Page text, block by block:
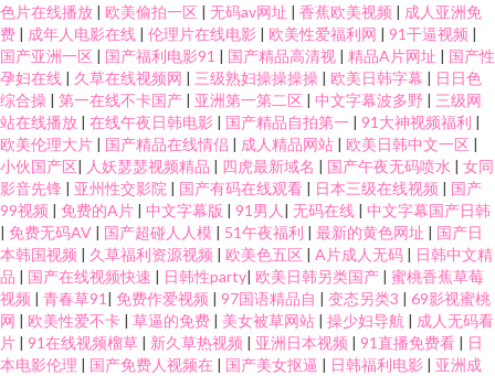
色片在线播放 | 欧美偷拍一区 | 无码av网址 | 香蕉欧美视频 | 成人亚洲免
费 | 成年人电影在线 | 伦理片在线电影 | 欧美性爱福利网 | 91干逼视频 |
国产亚洲一区 | 国产福利电影91 | 国产精品高清视 | 精品A片网址 | 国产性
孕妇在线 | 久草在线视频网 | 三级熟妇操操操操 | 欧美日韩字幕 | 日日色
综合操 | 第一在线不卡国产 | 亚洲第一第二区 | 中文字幕波多野 | 三级网
站在线播放 | 在线午夜日韩电影 | 国产精品自拍第一 | 91大神视频福利 |
欧美伦理大片 | 国产精品在线情侣 | 成人精品网站 | 欧美日韩中文一区 |
小伙国产区| 人妖瑟瑟视频精品 | 四虎最新域名 | 国产午夜无码喷水 | 女同
影音先锋 | 亚州性交影院 | 国产有码在线观看 | 日本三级在线视频 | 国产
99视频 | 免费的A片 | 中文字幕版 | 91男人 | 无码在线 | 中文字幕国产日韩
| 免费无码AV | 国产超碰人人模 | 51午夜福利 | 最新的黄色网址 | 国产日
本韩国视频 | 久草福利资源视频 | 欧美色五区 | A片成人无码 | 日韩中文精
品 | 国产在线视频快速 | 日韩性party| 欧美日韩另类国产 | 蜜桃香蕉草莓
视频 | 青春草91 | 免费作爱视频 | 97国语精品自 | 变态另类3 | 69影视蜜桃
网 | 欧美性爱不卡 | 草逼的免费 | 美女被草网站 | 操少妇导航 | 成人无码看
片 | 91在线视频榴草 | 新久草热视频 | 亚洲日本视频 | 91直播免费看 | 日
本电影伦理 | 国产免费人视频在 | 国产美女抠逼 | 日韩福利电影 | 亚洲成